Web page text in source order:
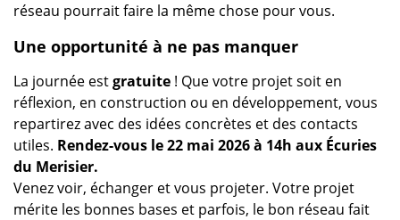
réseau pourrait faire la même chose pour vous.
Une opportunité à ne pas manquer
La journée estgratuite ! Que votre projet soit en
réflexion, en construction ou en développement, vous
repartirez avec des idées concrètes et des contacts
utiles. Rendez-vous le 22 mai 2026 à 14h aux Écuries
du Merisier.
Venez voir, échanger et vous projeter. Votre projet
mérite les bonnes bases et parfois, le bon réseau fait